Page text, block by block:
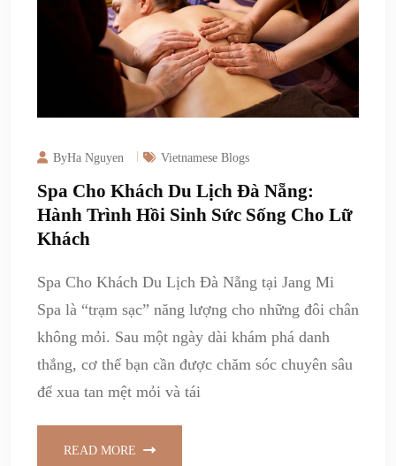
ByHa Nguyen Vietnamese Blogs
Spa Cho Khách Du Lịch Đà Nẵng:
Hành Trình Hồi Sinh Sức Sống Cho Lữ
Khách
Spa Cho Khách Du Lịch Đà Nẵng tại Jang Mi
Spa là “trạm sạc” năng lượng cho những đôi chân
không mỏi. Sau một ngày dài khám phá danh
thắng, cơ thể bạn cần được chăm sóc chuyên sâu
để xua tan mệt mỏi và tái
READ MORE